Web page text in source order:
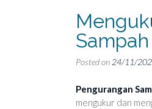
Posted on 24/11/
Pengurangan
mengukur dan